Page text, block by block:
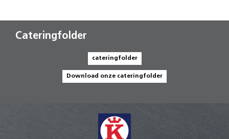
Cateringfolder
cateringfolder
Download onze cateringfolder